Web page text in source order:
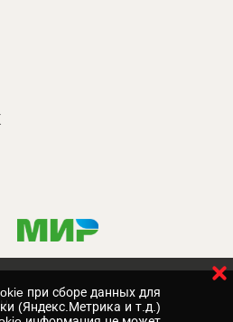
при сборе данных для
(Яндекс.Метрика и т.д.)